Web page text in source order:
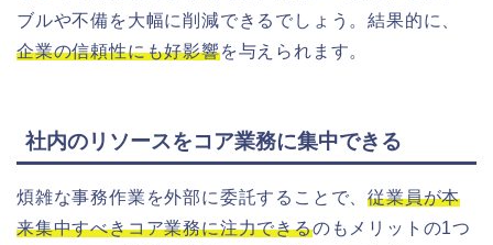
ブルや不備を大幅に削減できるでしょう。結果的に、
企業の信頼性にも好影響を与えられます。
社内のリソースをコア業務に集中できる
煩雑な事務作業を外部に委託することで、従業員が本
来集中すべきコア業務に注力できるのもメリットの1つ